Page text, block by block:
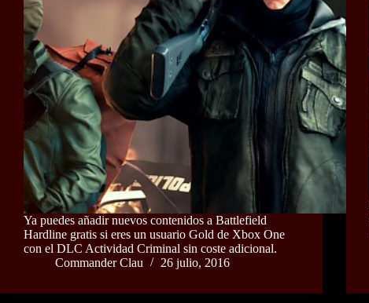
Ya puedes añadir nuevos contenidos a Battlefield
Hardline gratis si eres un usuario Gold de Xbox One
con el DLC Actividad Criminal sin coste adicional.
Commander Clau
26 julio, 2016